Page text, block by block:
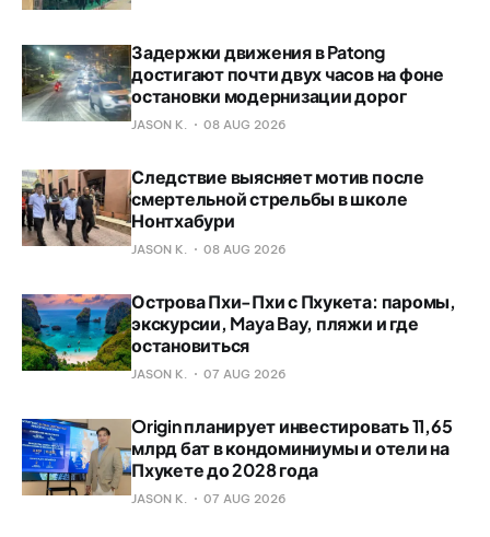
Задержки движения в Patong
достигают почти двух часов на фоне
остановки модернизации дорог
JASON K. 08 AUG 2026
Следствие выясняет мотив после
смертельной стрельбы в школе
Нонтхабури
JASON K. 08 AUG 2026
Острова Пхи-Пхи с Пхукета: паромы,
экскурсии, Maya Bay, пляжи и где
остановиться
JASON K. 07 AUG 2026
Origin планирует инвестировать 11,65
млрд бат в кондоминиумы и отели на
Пхукете до 2028 года
JASON K. 07 AUG 2026